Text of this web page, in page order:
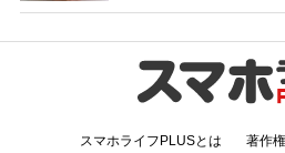
スマホライフPLUSとは 著作